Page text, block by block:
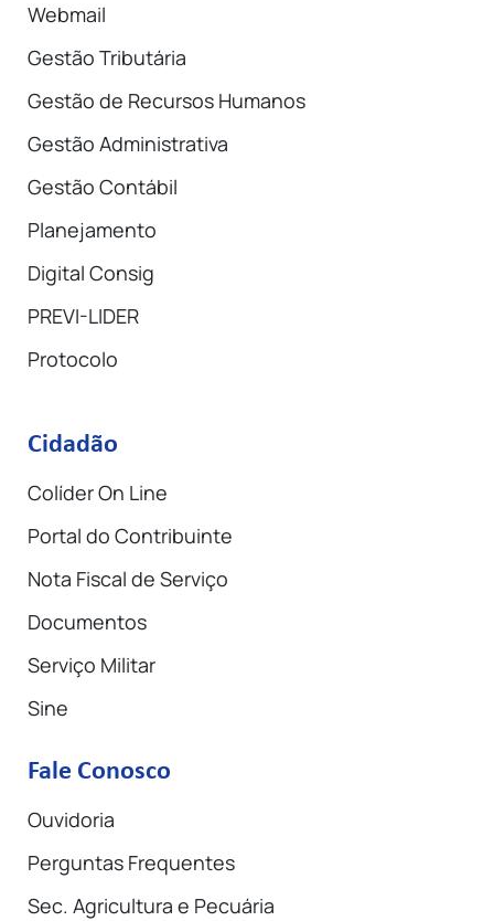
Webmail
Gestão Tributária
Gestão de Recursos Humanos
Gestão Administrativa
Gestão Contábil
Planejamento
Digital Consig
PREVI-LIDER
Protocolo
Cidadão
Colíder On Line
Portal do Contribuinte
Nota Fiscal de Serviço
Documentos
Serviço Militar
Sine
Fale Conosco
Ouvidoria
Perguntas Frequentes
Sec. Agricultura e Pecuária